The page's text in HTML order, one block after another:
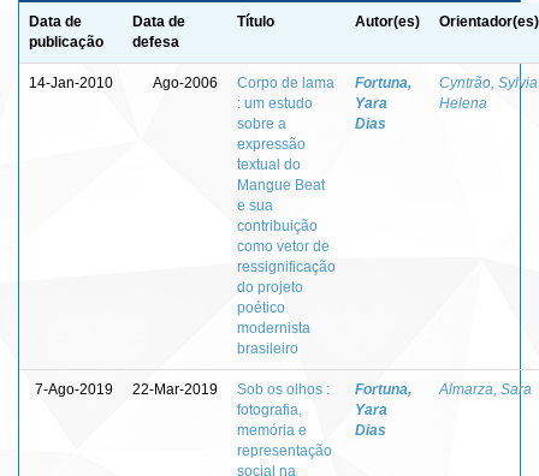
Data de
publicação
Data de
defesa
Título Autor(es) Orientador(es)
14-Jan-2010 Ago-2006
Corpo de lama
: um estudo
sobre a
expressão
textual do
Mangue Beat
e sua
contribuição
como vetor de
ressignificação
do projeto
poético
modernista
brasileiro
Fortuna,
Yara
Dias
Cyntrão, Sylvia
Helena
7-Ago-2019 22-Mar-2019
Sob os olhos :
fotografia,
memória e
representação
social na
Fortuna,
Yara
Dias
Almarza, Sara